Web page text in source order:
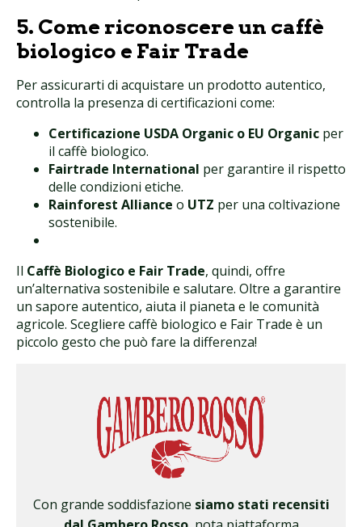
5. Come riconoscere un caffè
biologico e Fair Trade
Per assicurarti di acquistare un prodotto autentico,
controlla la presenza di certificazioni come:
Certificazione USDA Organic o EU Organic per
il caffè biologico.
Fairtrade International per garantire il rispetto
delle condizioni etiche.
Rainforest Alliance o UTZ per una coltivazione
sostenibile.
Il Caffè Biologico e Fair Trade, quindi, offre
un’alternativa sostenibile e salutare. Oltre a garantire
un sapore autentico, aiuta il pianeta e le comunità
agricole. Scegliere caffè biologico e Fair Trade è un
piccolo gesto che può fare la differenza!
Con grande soddisfazione siamo stati recensiti